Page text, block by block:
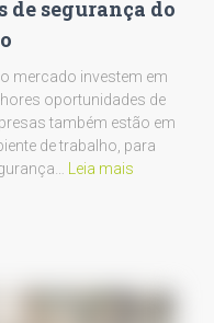
de segurança do
mercado investem em
oportunidades de
também estão em
de trabalho, para
Leia mais